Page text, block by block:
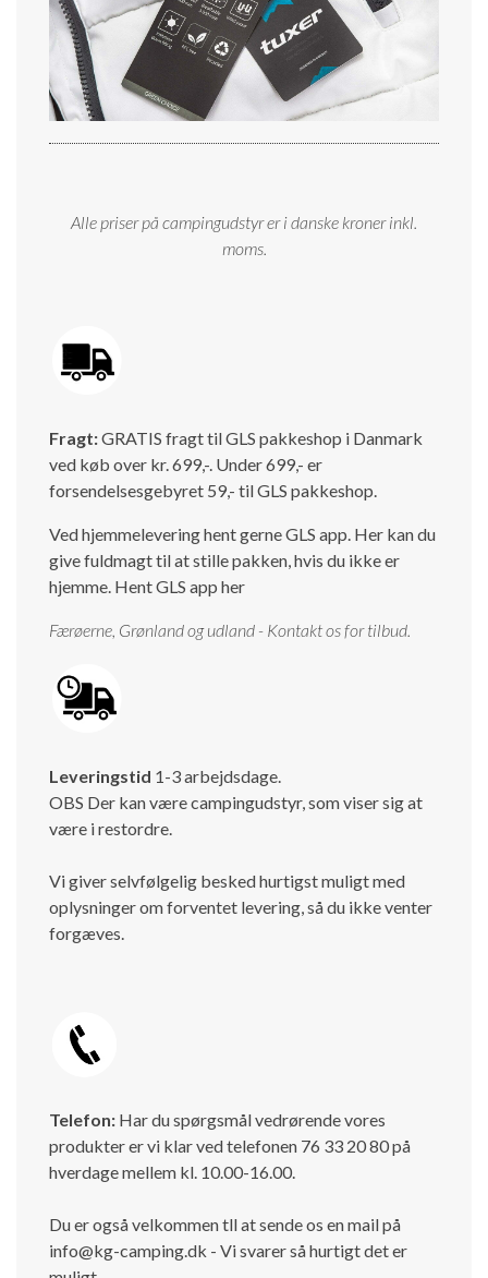
Alle priser på campingudstyr er i danske kroner inkl.
moms.
Fragt:GRATIS fragt til GLS pakkeshop i Danmark
ved køb over kr. 699,-. Under 699,- er
forsendelsesgebyret 59,- til GLS pakkeshop.
Ved hjemmelevering hent gerne GLS app. Her kan du
give fuldmagt til at stille pakken, hvis du ikke er
hjemme. Hent GLS app her
Færøerne, Grønland og udland - Kontakt os for tilbud.
Leveringstid 1-3 arbejdsdage.
OBS Der kan være campingudstyr, som viser sig at
være i restordre.
Vi giver selvfølgelig besked hurtigst muligt med
oplysninger om forventet levering, så du ikke venter
forgæves.
Telefon: Har du spørgsmål vedrørende vores
produkter er vi klar ved telefonen 76 33 20 80 på
hverdage mellem kl. 10.00-16.00.
Du er også velkommen tll at sende os en mail på
info@kg-camping.dk - Vi svarer så hurtigt det er